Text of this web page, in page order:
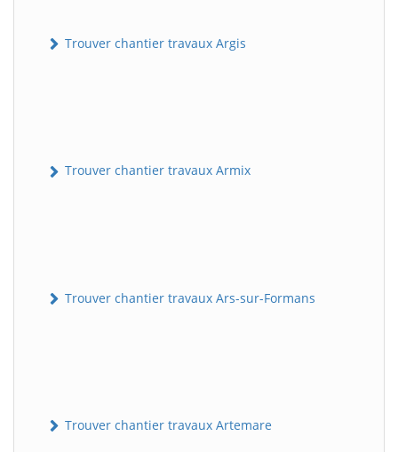
Trouver chantier travaux Argis
Trouver chantier travaux Armix
Trouver chantier travaux Ars-sur-Formans
Trouver chantier travaux Artemare